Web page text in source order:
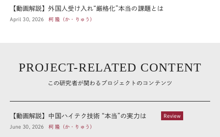
【動画解説】外国人受け入れ“厳格化”本当の課題とは
April 30, 2026 柯 隆（か・りゅう）
PROJECT-RELATED CONTENT
この研究者が関わるプロジェクトのコンテンツ
Review
【動画解説】中国ハイテク技術 “本当”の実力は
June 30, 2026 柯 隆（か・りゅう）